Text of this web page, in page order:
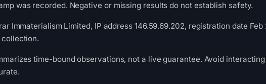
was recorded. Negative or missing results do not establish safety.
Immaterialism Limited, IP address 146.59.69.202, registration date
time-bound observations, not a live guarantee. Avoid